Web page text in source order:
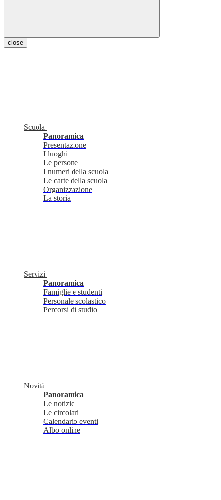
close
Scuola
Panoramica
Presentazione
I luoghi
Le persone
I numeri della scuola
Le carte della scuola
Organizzazione
La storia
Servizi
Panoramica
Famiglie e studenti
Personale scolastico
Percorsi di studio
Novità
Panoramica
Le notizie
Le circolari
Calendario eventi
Albo online